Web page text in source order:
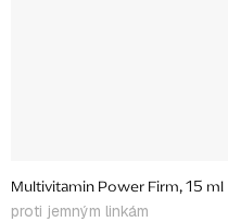
Multivitamin Power Firm, 15 ml
proti jemným linkám